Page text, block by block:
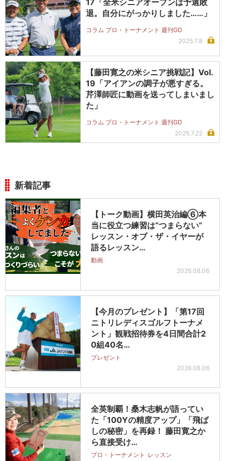
17「全米シニアオープンは予選敗
退。自分にがっかりしました……」
コラム プロ・トーナメント 週刊GD
2025.7.8
【藤田寛之の米シニア挑戦記】Vol.
19「アイアンの調子が悪すぎる。
芹澤師匠に動画を送ってしまいまし
た」
コラム プロ・トーナメント 週刊GD
2025.7.22
新着記事
【トーク動画】横田英治編⑥本
当に役立つ練習は“つまらない”
レッスン・オブ・ザ・イヤーが
語るレッスン…
動画
2026.08.06
【今月のプレゼント】「第17回
ニトリレディスゴルフトーナメ
ント」観戦招待券を4日間合計2
0組40名…
プレゼント
2026.08.06
全英制覇！桑木志帆が語ってい
た「100Yの精度アップ」「飛ば
しの秘密」を再録！ 藤田寛之か
ら直接受け…
プロ・トーナメント レッスン